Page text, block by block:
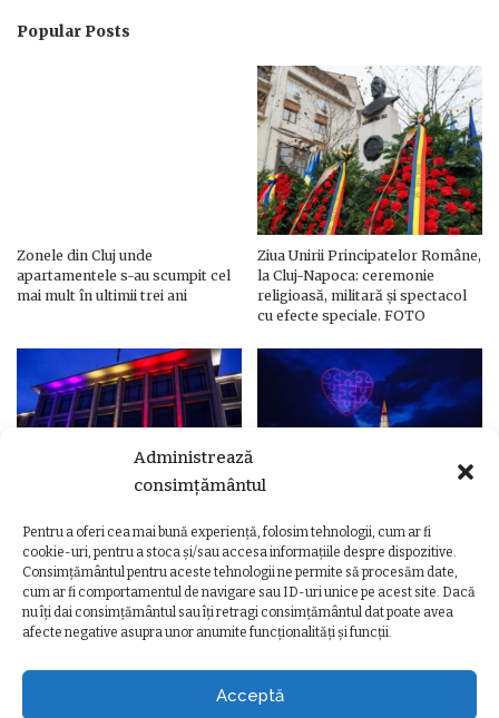
Administrează
consimțământul
Pentru a oferi cea mai bună experiență, folosim tehnologii, cum ar fi
cookie-uri, pentru a stoca și/sau accesa informațiile despre dispozitive.
Consimțământul pentru aceste tehnologii ne permite să procesăm date,
cum ar fi comportamentul de navigare sau ID-uri unice pe acest site. Dacă
nu îți dai consimțământul sau îți retragi consimțământul dat poate avea
afecte negative asupra unor anumite funcționalități și funcții.
Acceptă
Popular Posts
Zonele din Cluj unde
apartamentele s-au scumpit cel
mai mult în ultimii trei ani
Ziua Unirii Principatelor Române,
la Cluj-Napoca: ceremonie
religioasă, militară și spectacol
cu efecte speciale. FOTO
Ziua Unirii Principatelor Române
– Clădiri și poduri din Cluj,
iluminate în culorile drapelului
Ziua Unirii la Cluj-Napoca.
Programul complet al
evenimentelor